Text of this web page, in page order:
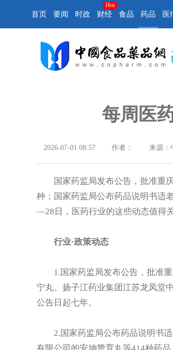
首页 要闻 时政 财经
Hot
食品 药品 医
每周医
2026-07-01 08:57 作者： 来源：
国家药监局发布公告，批准重
种；国家药监局公布药品说明书适
—28日，医药行业的这些动态值得关
行业·政策动态
1.国家药监局发布公告，批准
宁丸、扬子江药业集团江苏龙凤堂
公告日起七年。
2.国家药监局公布药品说明书